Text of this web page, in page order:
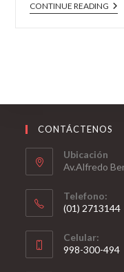
CONTINUE READING
CONTÁCTENOS
Ubicación
Av.Alfredo
Telefono:
(01) 2713144
Celular:
998-300-494